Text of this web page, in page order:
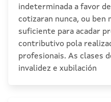
indeterminada a favor
cotizaran nunca, ou ben
suficiente para acadar
contributivo pola
profesionais. As clases
invalidez e xubilación